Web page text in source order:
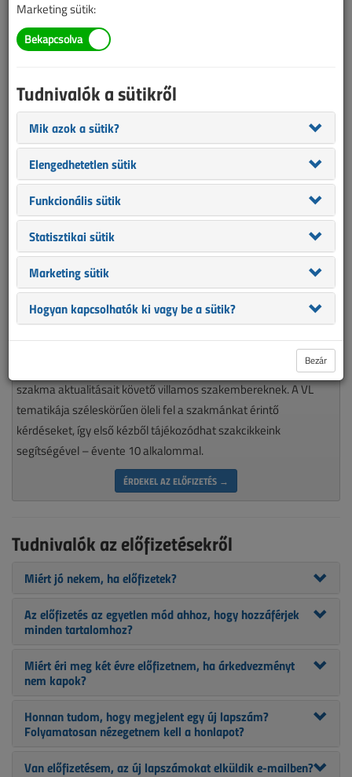
Van más mód ahhoz, hogy hozzáférjek egy cikkhez?
A megvásárolt cikket megkapom nyomtatott formában
Meddig érvényes a hozzáférés a megvásárolt cikkhez?
VL előfizetés
nélkülözhetetlen olvasmánya minden munkájára igényes, a
szakma aktualitásait követő villamos szakembereknek. A VL
tematikája széleskörűen öleli fel a szakmánkat érintő
kérdéseket, így első kézből tájékozódhat szakcikkeink
segítségével – évente 10 alkalommal.
ÉRDEKEL AZ ELŐFIZETÉS →
Tudnivalók az előfizetésekről
Miért jó nekem, ha előfizetek?
Az előfizetés az egyetlen mód ahhoz, hogy hozzáférjek
minden tartalomhoz?
Miért éri meg két évre előfizetnem, ha árkedvezményt
nem kapok?
Honnan tudom, hogy megjelent egy új lapszám?
Folyamatosan nézegetnem kell a honlapot?
Van előfizetésem, az új lapszámokat elküldik e-mailben?
Marketing sütik:
Tudnivalók a sütikről
Mik azok a sütik?
Elengedhetetlen sütik
Funkcionális sütik
Statisztikai sütik
Marketing sütik
Hogyan kapcsolhatók ki vagy be a sütik?
Bezár